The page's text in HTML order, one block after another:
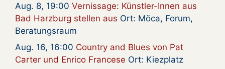
Aug. 8, 19:00 Vernissage: Künstler-Innen aus
Bad Harzburg stellen aus Ort: Möca, Forum,
Beratungsraum
Aug. 16, 16:00 Country and Blues von Pat
Carter und Enrico Francese Ort: Kiezplatz